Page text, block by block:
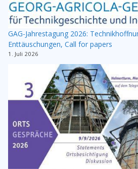
GAG-Jahrestagung 2026:
Enttäuschungen, Call for papers
1. Juli 2026